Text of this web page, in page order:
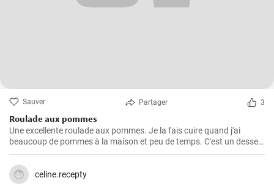
Sauver Partager 3
Roulade aux pommes
Une excellente roulade aux pommes. Je la fais cuire quand j'ai
beaucoup de pommes à la maison et peu de temps. C'est un dessert
rapide et facile qui plait toujours.
celine.recepty